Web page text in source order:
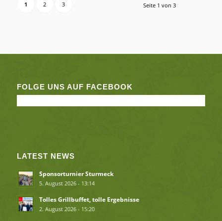
Seite 1 von 3
1 2 3
FOLGE UNS AUF FACEBOOK
LATEST NEWS
Sponsorturnier Sturmeck
5. August 2026 - 13:14
Tolles Grillbuffet, tolle Ergebnisse
2. August 2026 - 15:20